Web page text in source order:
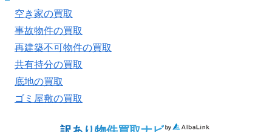
空き家の買取
事故物件の買取
再建築不可物件の買取
共有持分の買取
底地の買取
ゴミ屋敷の買取